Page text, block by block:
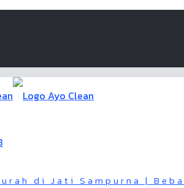
di Jati Sampurna |